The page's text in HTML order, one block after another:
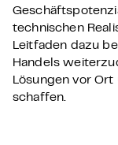
technischen
Leitfaden dazu
Handels
Lösungen vor
schaffen.